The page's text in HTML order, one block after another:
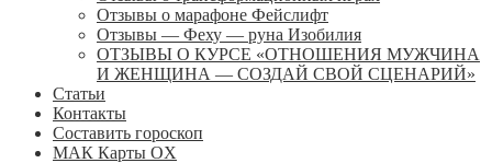
Отзывы о марафоне Фейслифт
Отзывы — Феху — руна Изобилия
ОТЗЫВЫ О КУРСЕ «ОТНОШЕНИЯ МУЖЧИНА
И ЖЕНЩИНА — СОЗДАЙ СВОЙ СЦЕНАРИЙ»
Статьи
Контакты
Составить гороскоп
МАК Карты OХ